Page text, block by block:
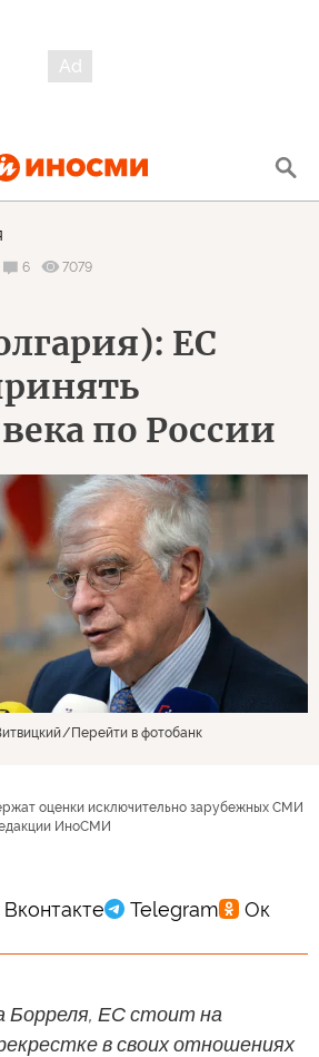
6
7079
ЕС
по России
Перейти в фотобанк
оценки исключительно зарубежных СМИ
ИноСМИ
Борреля, ЕС стоит на
в своих отношениях